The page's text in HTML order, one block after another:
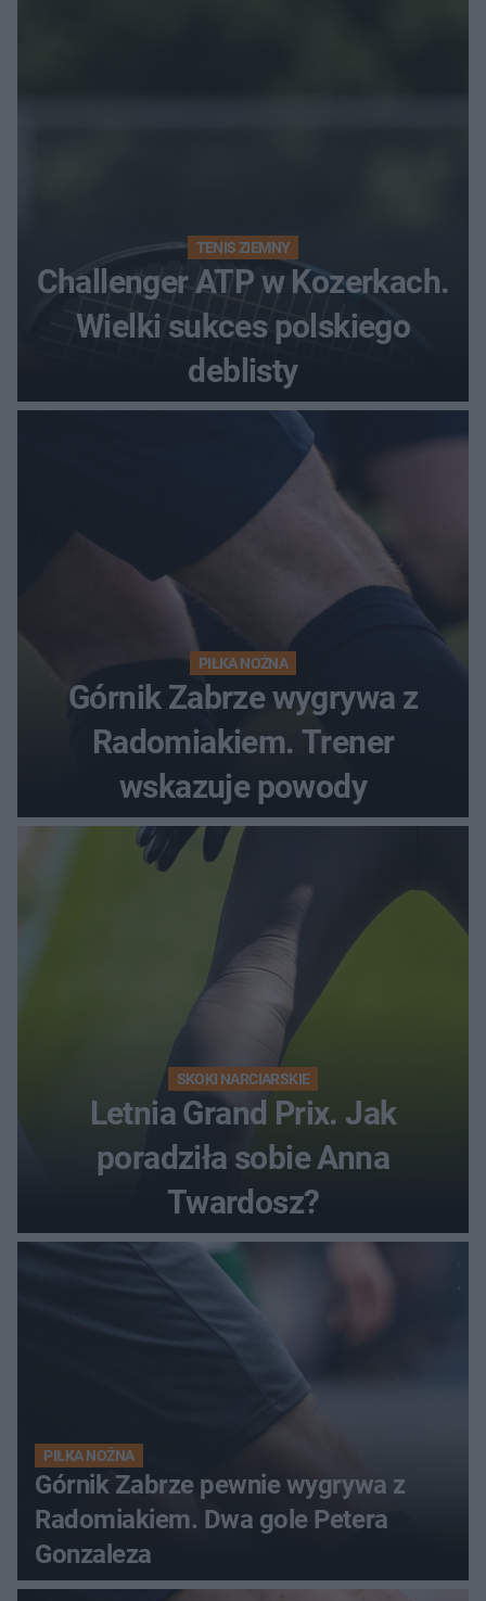
TENIS ZIEMNY
Challenger ATP w Kozerkach.
Wielki sukces polskiego
deblisty
PIŁKA NOŻNA
Górnik Zabrze wygrywa z
Radomiakiem. Trener
wskazuje powody
SKOKI NARCIARSKIE
Letnia Grand Prix. Jak
poradziła sobie Anna
Twardosz?
PIŁKA NOŻNA
Górnik Zabrze pewnie wygrywa z
Radomiakiem. Dwa gole Petera
Gonzaleza